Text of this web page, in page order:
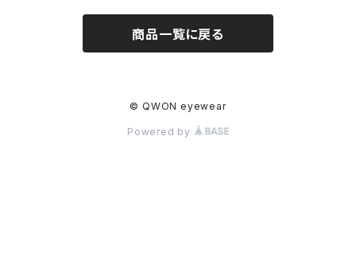
商品一覧に戻る
© QWON eyewear
Powered by